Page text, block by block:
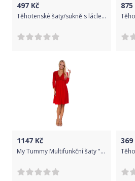
497 Kč
Těhotenské šaty/sukně s láclem - černé - XXL (44)
875
1147 Kč
My Tummy Multifunkční šaty "Louise" červené Velikost: XL
369